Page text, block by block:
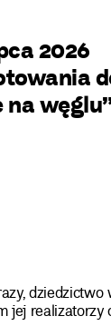
2026
na
jej